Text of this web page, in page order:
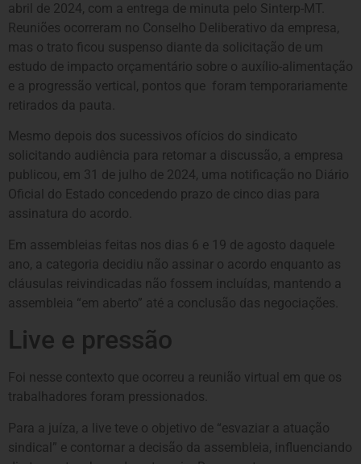
abril de 2024, com a entrega de minuta pelo Sinterp-MT.
Reuniões ocorreram no Conselho Deliberativo da empresa,
mas o trato ficou suspenso diante da solicitação de um
estudo de impacto orçamentário sobre o auxílio-alimentação
e a progressão vertical, pontos que foram temporariamente
retirados da pauta.
Mesmo depois dos sucessivos ofícios do sindicato
solicitando audiência para retomar a discussão, a empresa
publicou, em 31 de julho de 2024, uma notificação no Diário
Oficial do Estado concedendo prazo de cinco dias para
assinatura do acordo.
Em assembleias feitas nos dias 6 e 19 de agosto daquele
ano, a categoria decidiu não assinar o acordo enquanto as
cláusulas reivindicadas não fossem incluídas, mantendo a
assembleia “em aberto” até a conclusão das negociações.
Live e pressão
Foi nesse contexto que ocorreu a reunião virtual em que os
trabalhadores foram pressionados.
Para a juíza, a live teve o objetivo de “esvaziar a atuação
sindical” e contornar a decisão da assembleia, influenciando